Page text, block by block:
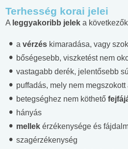
Terhesség korai jelei
A leggyakoribb jelek a
a vérzés kimaradása, vagy
bőségesebb, viszketést nem
vastagabb derék, jelentősebb
puffadás, mely nem
betegséghez nem köthető
hányás
mellek érzékenysége és
szagérzékenység